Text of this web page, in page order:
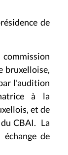
de
bruxelloise,
l'audition
à la
et de
CBAI. La
de